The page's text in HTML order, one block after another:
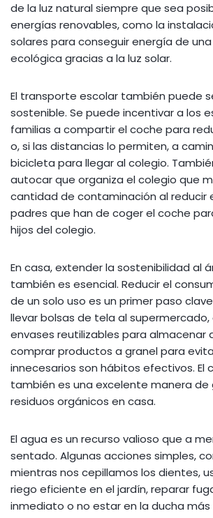
de la luz natural siempre que sea
energías renovables, como la
solares para conseguir energía de
ecológica gracias a la luz solar.
El transporte escolar también puede
sostenible. Se puede incentivar a los
familias a compartir el coche para
o, si las distancias lo permiten, a
bicicleta para llegar al colegio.
autocar que organiza el colegio que
cantidad de contaminación al reducir
padres que han de coger el coche
hijos del colegio.
En casa, extender la sostenibilidad al
también es esencial. Reducir el
de un solo uso es un primer paso
llevar bolsas de tela al
envases reutilizables para almacenar
comprar productos a granel para
innecesarios son hábitos efectivos. El
también es una excelente manera de
residuos orgánicos en casa.
El agua es un recurso valioso que a
sentado. Algunas acciones simples,
mientras nos cepillamos los dientes,
riego eficiente en el jardín, reparar
inmediato o no estar en la ducha más